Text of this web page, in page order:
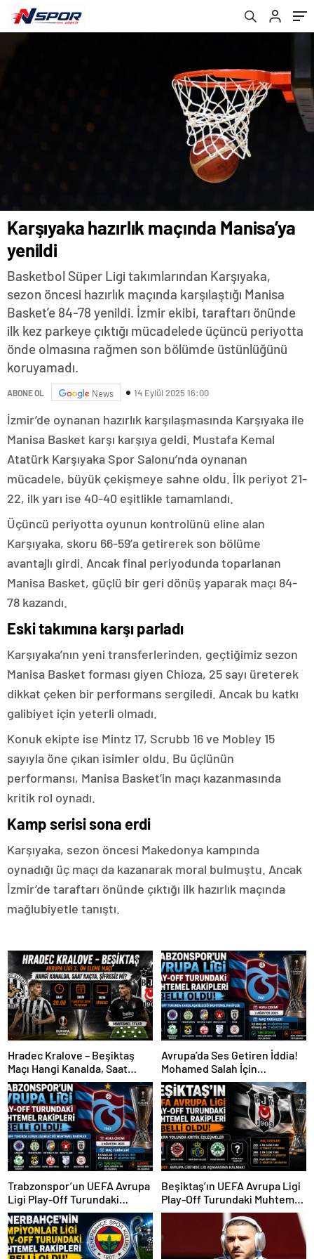
Karşıyaka hazırlık maçında Manisa’ya
yenildi
Basketbol Süper Ligi takımlarından Karşıyaka,
sezon öncesi hazırlık maçında karşılaştığı Manisa
Basket’e 84-78 yenildi. İzmir ekibi, taraftarı önünde
ilk kez parkeye çıktığı mücadelede üçüncü periyotta
önde olmasına rağmen son bölümde üstünlüğünü
koruyamadı.
ABONE OL News 14 Eylül 2025 16:00
İzmir’de oynanan hazırlık karşılaşmasında Karşıyaka ile
Manisa Basket karşı karşıya geldi. Mustafa Kemal
Atatürk Karşıyaka Spor Salonu’nda oynanan
mücadele, büyük çekişmeye sahne oldu. İlk periyot 21-
22, ilk yarı ise 40-40 eşitlikle tamamlandı.
Üçüncü periyotta oyunun kontrolünü eline alan
Karşıyaka, skoru 66-59’a getirerek son bölüme
avantajlı girdi. Ancak final periyodunda toparlanan
Manisa Basket, güçlü bir geri dönüş yaparak maçı 84-
78 kazandı.
Eski takımına karşı parladı
Karşıyaka’nın yeni transferlerinden, geçtiğimiz sezon
Manisa Basket forması giyen Chioza, 25 sayı üreterek
dikkat çeken bir performans sergiledi. Ancak bu katkı
galibiyet için yeterli olmadı.
Konuk ekipte ise Mintz 17, Scrubb 16 ve Mobley 15
sayıyla öne çıkan isimler oldu. Bu üçlünün
performansı, Manisa Basket’in maçı kazanmasında
kritik rol oynadı.
Kamp serisi sona erdi
Karşıyaka, sezon öncesi Makedonya kampında
oynadığı üç maçı da kazanarak moral bulmuştu. Ancak
İzmir’de taraftarı önünde çıktığı ilk hazırlık maçında
mağlubiyetle tanıştı.
Hradec Kralove – Beşiktaş
Maçı Hangi Kanalda, Saat
Kaçta, Şifresiz Mi?
Avrupa’da Ses Getiren İddia!
Mohamed Salah İçin
Trabzonspor Sürprizi
Trabzonspor’un UEFA Avrupa
Ligi Play-Off Turundaki
Muhtemel Rakipleri Belli
Oldu!
Beşiktaş’ın UEFA Avrupa Ligi
Play-Off Turundaki Muhtemel
Rakipleri Belli Oldu! Avrupa
Yolunda Kritik Eşleşmeler